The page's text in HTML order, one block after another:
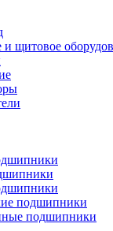
и щитовое
подшипники
подшипники